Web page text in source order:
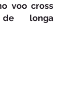
voo cross
longa